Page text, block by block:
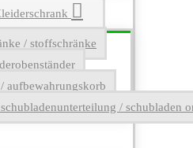
/ stoffschränke
aufbewahrungskorb
/ schubladen